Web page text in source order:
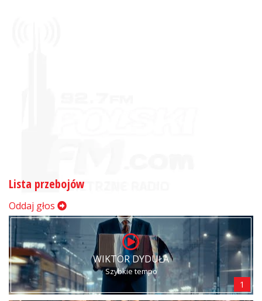
Lista przebojów
Oddaj głos
WIKTOR DYDUŁA
Szybkie tempo
1